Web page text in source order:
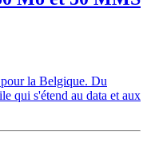
pour la Belgique. Du
qui s'étend au data et aux